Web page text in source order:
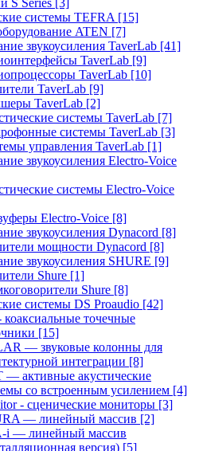
S Series [3]
системы TEFRA [15]
ATEN [7]
звукоусиления TaverLab [41]
TaverLab [9]
TaverLab [10]
TaverLab [9]
TaverLab [2]
системы TaverLab [7]
системы TaverLab [3]
управления TaverLab [1]
звукоусиления Electro-Voice
системы Electro-Voice
Electro-Voice [8]
звукоусиления Dynacord [8]
мощности Dynacord [8]
звукоусиления SHURE [9]
Shure [1]
Shure [8]
системы DS Proaudio [42]
коаксиальные точечные
[15]
— звуковые колонны для
интеграции [8]
— активные акустические
со встроенным усилением [4]
- сценические мониторы [3]
— линейный массив [2]
i — линейный массив
версия) [5]